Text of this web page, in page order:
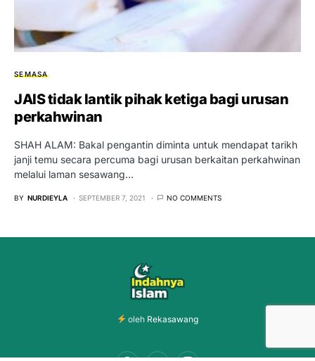
SEMASA
JAIS tidak lantik pihak ketiga bagi urusan
perkahwinan
SHAH ALAM: Bakal pengantin diminta untuk mendapat tarikh
janji temu secara percuma bagi urusan berkaitan perkahwinan
melalui laman sesawang…
BY NURDIEYLA SEPTEMBER 7, 2021 NO COMMENTS
oleh Rekasawang